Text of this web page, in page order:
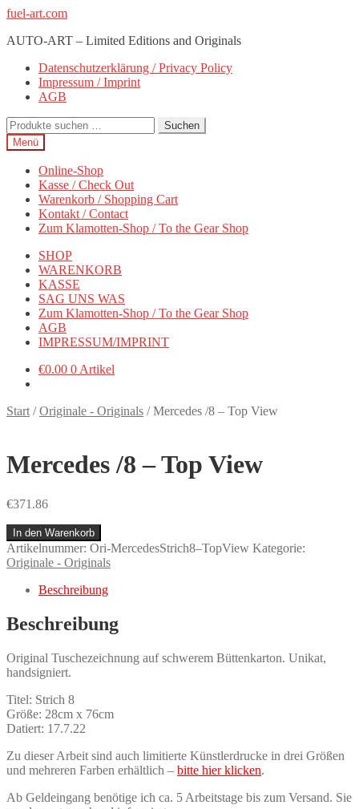
Zur
springen
Zum
springen
fuel-art.com
AUTO-ART – Limited Editions and Originals
Datenschutzerklärung / Privacy Policy
Impressum / Imprint
AGB
Suchen
nach:
Suchen
Menü
Online-Shop
Kasse / Check Out
Warenkorb / Shopping Cart
Kontakt / Contact
Zum Klamotten-Shop / To the Gear Shop
SHOP
WARENKORB
KASSE
SAG UNS WAS
Zum Klamotten-Shop / To the Gear Shop
AGB
IMPRESSUM/IMPRINT
€0.00 0 Artikel
Start /Originale - Originals /Mercedes /8 – Top View
Mercedes /8 – Top View
€371.86
Mercedes
/8
–
Top
View
In den Warenkorb
Artikelnummer: Ori-MercedesStrich8–TopView Kategorie:
Originale - Originals
Beschreibung
Beschreibung
Original Tuschezeichnung auf schwerem Büttenkarton. Unikat,
handsigniert.
Titel: Strich 8
Größe: 28cm x 76cm
Datiert: 17.7.22
Zu dieser Arbeit sind auch limitierte Künstlerdrucke in drei Größen
und mehreren Farben erhältlich – bitte hier klicken.
Ab Geldeingang benötige ich ca. 5 Arbeitstage bis zum Versand. Sie